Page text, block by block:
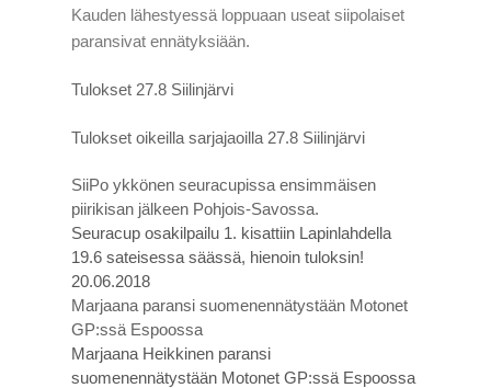
Kauden lähestyessä loppuaan useat siipolaiset
paransivat ennätyksiään.
Tulokset 27.8 Siilinjärvi
Tulokset oikeilla sarjajaoilla 27.8 Siilinjärvi
SiiPo ykkönen seuracupissa ensimmäisen
piirikisan jälkeen Pohjois-Savossa.
Seuracup osakilpailu 1. kisattiin Lapinlahdella
19.6 sateisessa säässä, hienoin tuloksin!
20.06.2018
Marjaana paransi suomenennätystään Motonet
GP:ssä Espoossa
Marjaana Heikkinen paransi
suomenennätystään Motonet GP:ssä Espoossa